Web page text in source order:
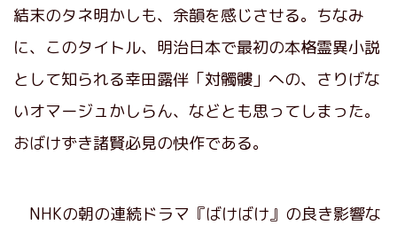
結末のタネ明かしも、余韻を感じさせる。ちなみ
に、このタイトル、明治日本で最初の本格霊異小説
として知られる幸田露伴「対髑髏」への、さりげな
いオマージュかしらん、などとも思ってしまった。
おばけずき諸賢必見の快作である。
NHKの朝の連続ドラマ『ばけばけ』の良き影響な